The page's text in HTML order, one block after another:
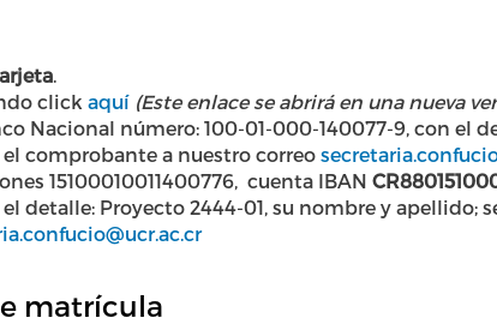
.
click aquí (Este enlace se abrirá en una nueva
Nacional número: 100-01-000-140077-9, con el
comprobante a nuestro correo
15100010011400776, cuenta IBAN
detalle: Proyecto 2444-01, su nombre y apellido;
matrícula